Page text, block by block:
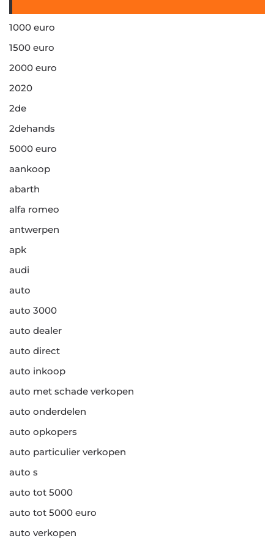
1000 euro
1500 euro
2000 euro
2020
2de
2dehands
5000 euro
aankoop
abarth
alfa romeo
antwerpen
apk
audi
auto
auto 3000
auto dealer
auto direct
auto inkoop
auto met schade verkopen
auto onderdelen
auto opkopers
auto particulier verkopen
auto s
auto tot 5000
auto tot 5000 euro
auto verkopen